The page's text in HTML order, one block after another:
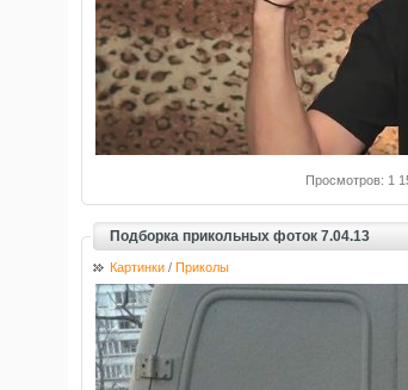
Просмотров: 1
Подборка прикольных фоток 7.04.13
Картинки / Приколы